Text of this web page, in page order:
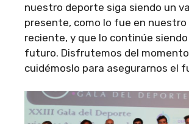
nuestro deporte siga siendo un
presente, como lo fue en nuestro
reciente, y que lo continúe siendo
futuro. Disfrutemos del
cuidémoslo para asegurarnos el